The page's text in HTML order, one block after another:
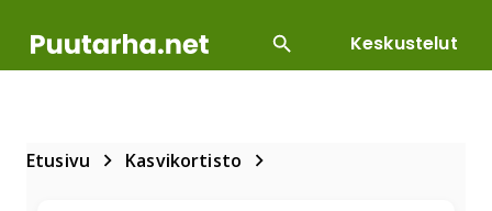
Keskustelut
Etusivu Kasvikortisto